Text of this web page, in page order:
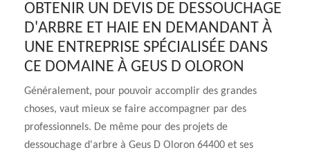
OBTENIR UN DEVIS DE DESSOUCHAGE
D'ARBRE ET HAIE EN DEMANDANT À
UNE ENTREPRISE SPÉCIALISÉE DANS
CE DOMAINE À GEUS D OLORON
Généralement, pour pouvoir accomplir des grandes
choses, vaut mieux se faire accompagner par des
professionnels. De même pour des projets de
dessouchage d'arbre à Geus D Oloron 64400 et ses